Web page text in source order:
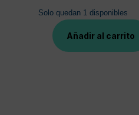
Solo quedan 1 disponibles
VEA
Añadir al carrito